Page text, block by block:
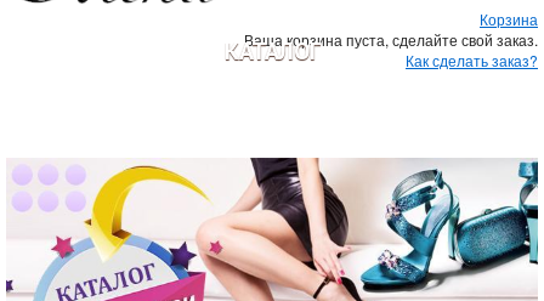
Корзина
Ваша корзина пуста, сделайте свой заказ.
Как сделать заказ?
КАТАЛОГ